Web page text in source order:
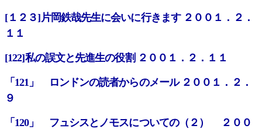
[１２３]片岡鉄哉先生に会いに行きます ２００１．２．
１１
[122]私の誤文と先進生の役割 ２００１．２．１１
「121」 ロンドンの読者からのメール ２００１．２．
９
「120」 フュシスとノモスについての（２） ２００